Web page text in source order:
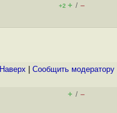
+2 + / –
Наверх Cообщить модератору
+ / –